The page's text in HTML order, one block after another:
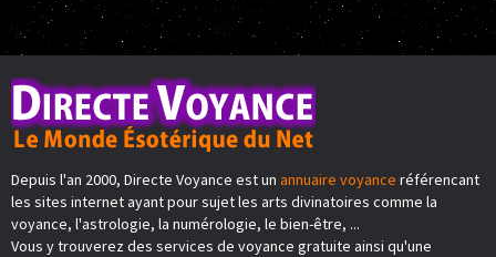
Depuis l'an 2000, Directe Voyance est un annuaire voyance référencant
les sites internet ayant pour sujet les arts divinatoires comme la
voyance, l'astrologie, la numérologie, le bien-être, ...
Vous y trouverez des services de voyance gratuite ainsi qu'une